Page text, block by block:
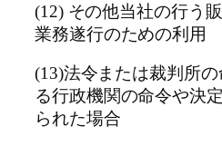
(12) その他当社の行う
業務遂行のための利用
(13)法令または裁判所
る行政機関の命令や決
られた場合